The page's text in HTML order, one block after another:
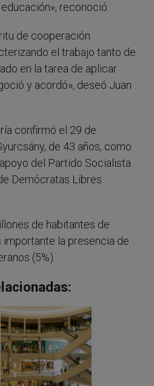
reconoció.
de cooperación
el trabajo tanto de
en la tarea de aplicar
y acordó», deseó Juan
confirmó el 29 de
de 43 años, como
del Partido Socialista
Demócratas Libres
de habitantes de
importante la presencia de
(5%).